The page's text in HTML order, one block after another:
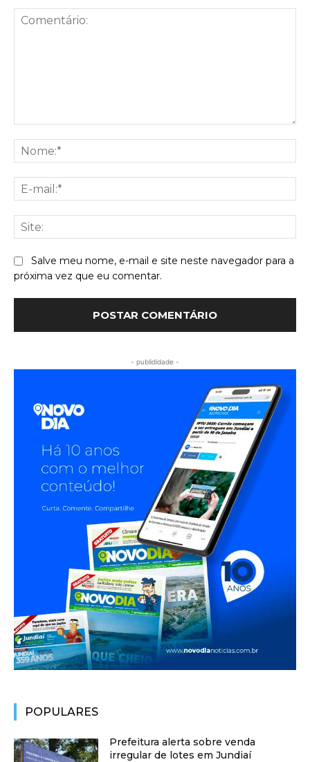
Salve meu nome, e-mail e site neste navegador para a
próxima vez que eu comentar.
- publididade -
POPULARES
Prefeitura alerta sobre venda
irregular de lotes em Jundiaí